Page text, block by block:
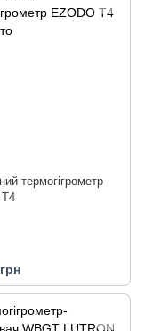
термогігрометр